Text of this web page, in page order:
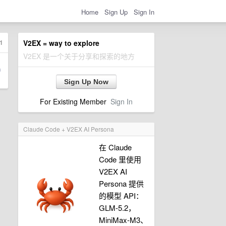
Home Sign Up Sign In
V2EX = way to explore
V2EX 是一个关于分享和探索的地方
Sign Up Now
For Existing Member Sign In
Claude Code + V2EX AI Persona
在 Claude
Code 里使用
V2EX AI
Persona 提供
的模型 API：
GLM-5.2，
MiniMax-M3、
1